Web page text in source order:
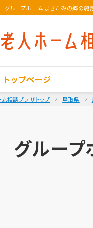
｜ グループホーム まさたみの郷の施
トップページ
相談プラザトップ 鳥取県
グループ